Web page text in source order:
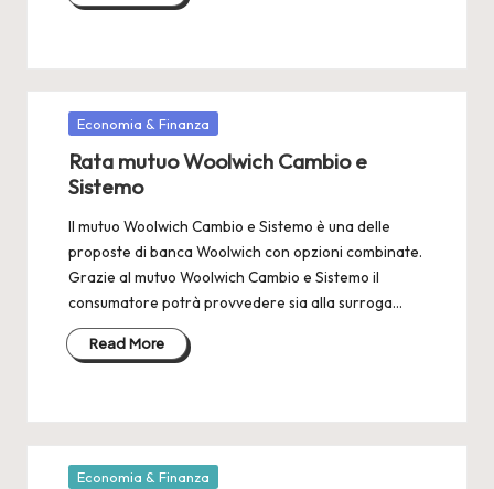
Posted
Economia & Finanza
Rata mutuo Woolwich Cambio e
Sistemo
Il mutuo Woolwich Cambio e Sistemo è una delle
proposte di banca Woolwich con opzioni combinate.
Grazie al mutuo Woolwich Cambio e Sistemo il
consumatore potrà provvedere sia alla surroga…
Read More
Posted
Economia & Finanza